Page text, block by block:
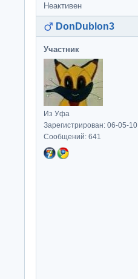
Неактивен
DonDublon3
Участник
Из Уфа
Зарегистрирован: 06-05-10
Сообщений: 641